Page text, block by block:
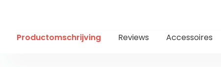
Productomschrijving Reviews Accessoires